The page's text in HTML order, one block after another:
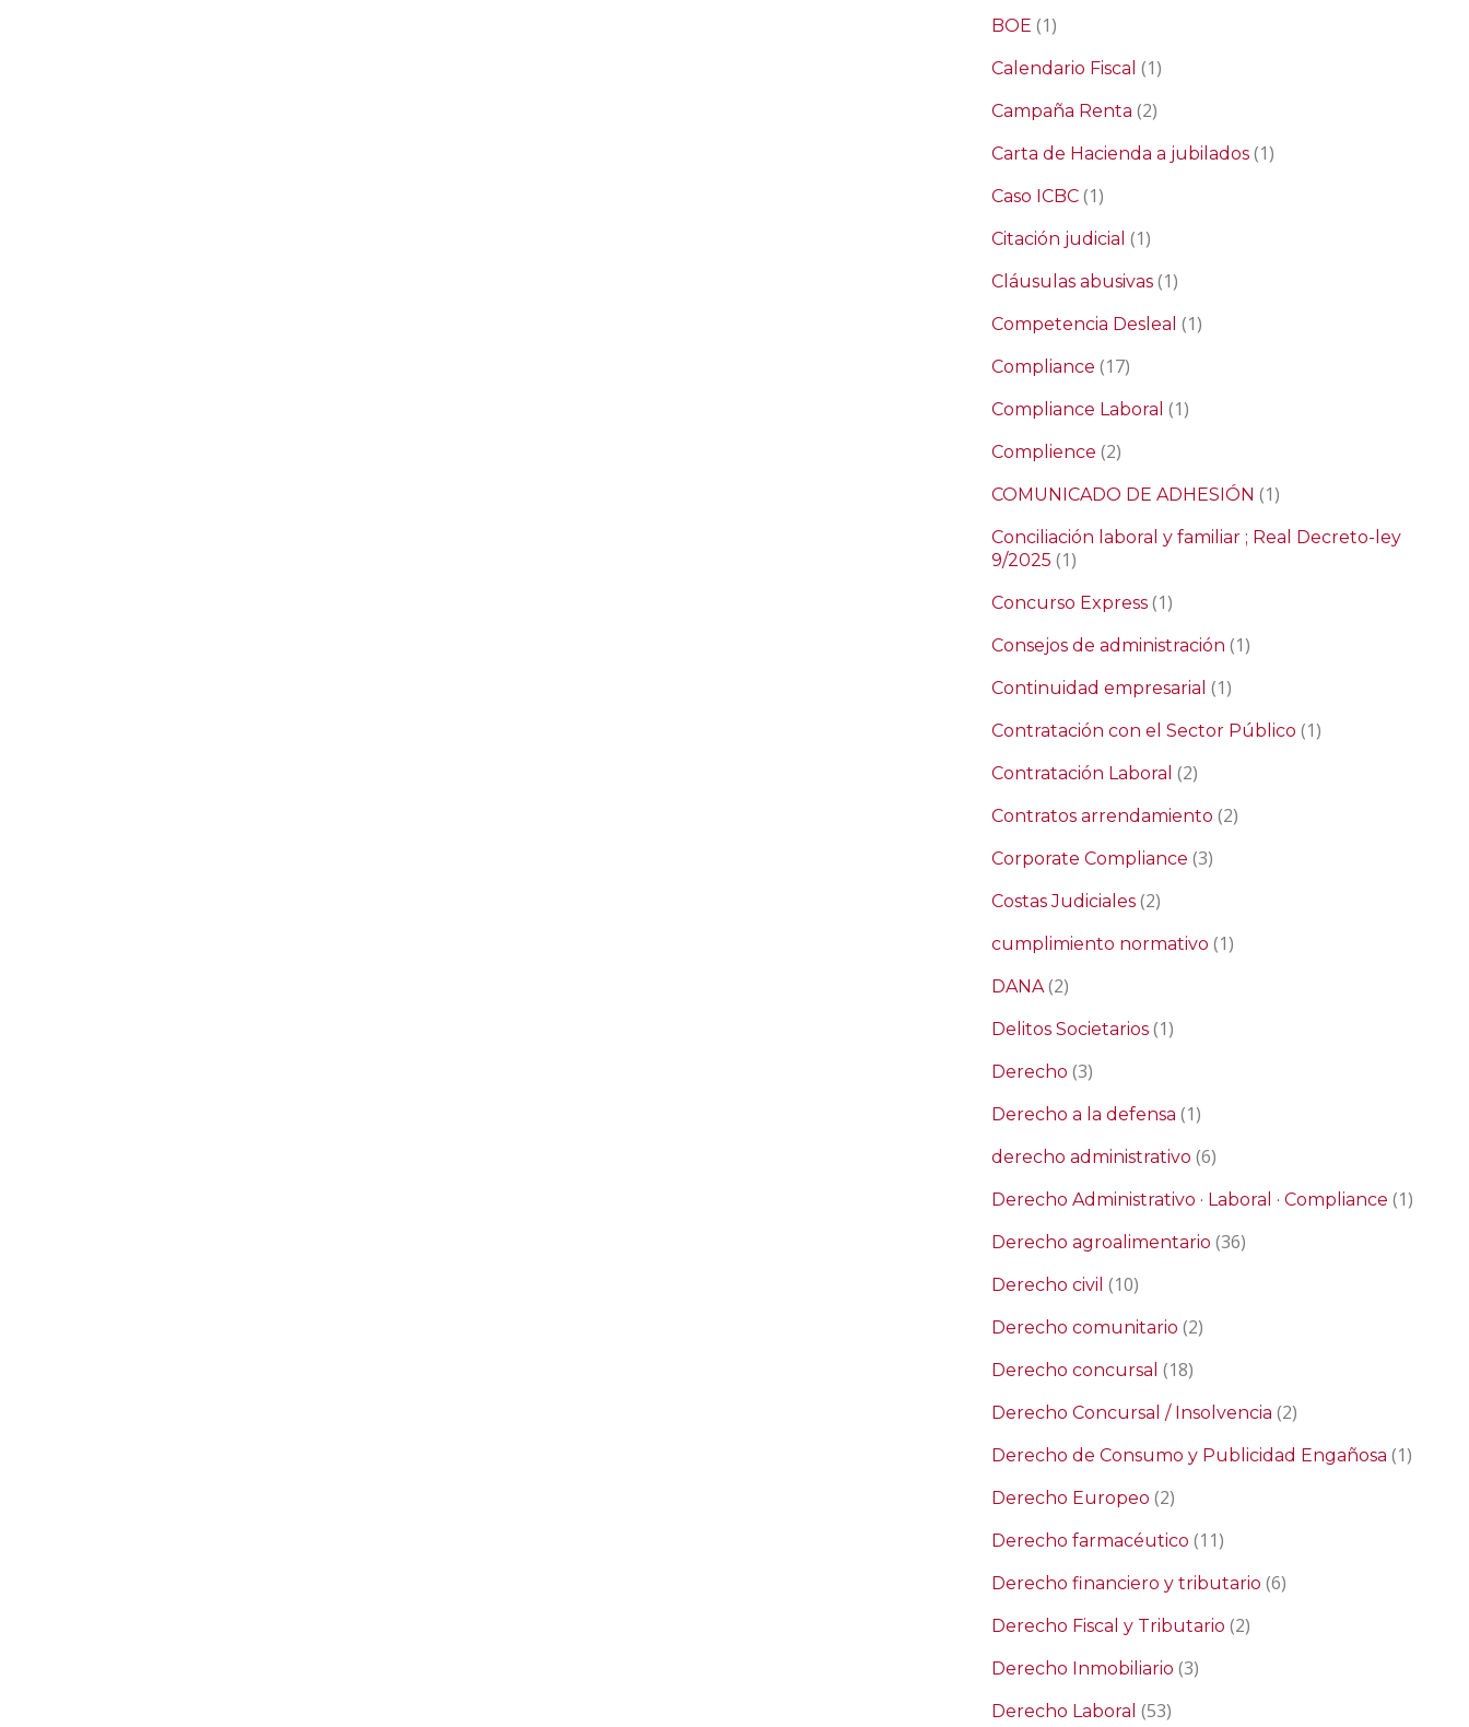
BOE (1)
Calendario Fiscal (1)
Campaña Renta (2)
Carta de Hacienda a jubilados (1)
Caso ICBC (1)
Citación judicial (1)
Cláusulas abusivas (1)
Competencia Desleal (1)
Compliance (17)
Compliance Laboral (1)
Complience (2)
COMUNICADO DE ADHESIÓN (1)
Conciliación laboral y familiar ; Real Decreto-ley
9/2025 (1)
Concurso Express (1)
Consejos de administración (1)
Continuidad empresarial (1)
Contratación con el Sector Público (1)
Contratación Laboral (2)
Contratos arrendamiento (2)
Corporate Compliance (3)
Costas Judiciales (2)
cumplimiento normativo (1)
DANA(2)
Delitos Societarios (1)
Derecho (3)
Derecho a la defensa (1)
derecho administrativo (6)
Derecho Administrativo · Laboral · Compliance (1)
Derecho agroalimentario (36)
Derecho civil (10)
Derecho comunitario (2)
Derecho concursal (18)
Derecho Concursal / Insolvencia (2)
Derecho de Consumo y Publicidad Engañosa (1)
Derecho Europeo (2)
Derecho farmacéutico (11)
Derecho financiero y tributario (6)
Derecho Fiscal y Tributario (2)
Derecho Inmobiliario (3)
Derecho Laboral (53)